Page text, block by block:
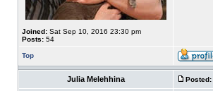
Joined: Sat Sep 10, 2016 23:30 pm
Posts: 54
Top
Julia Melehhina Posted: